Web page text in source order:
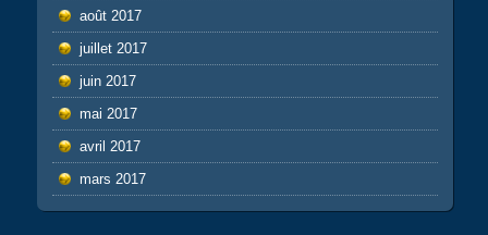
août 2017
juillet 2017
juin 2017
mai 2017
avril 2017
mars 2017